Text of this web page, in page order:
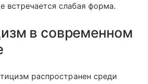
встречается слабая форма.
в современном
распространен среди